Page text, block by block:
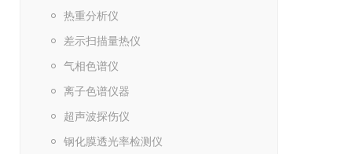
热重分析仪
差示扫描量热仪
气相色谱仪
离子色谱仪器
超声波探伤仪
钢化膜透光率检测仪